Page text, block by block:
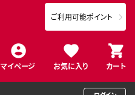
マイページ お気に入り カート
ご利用可能ポイント